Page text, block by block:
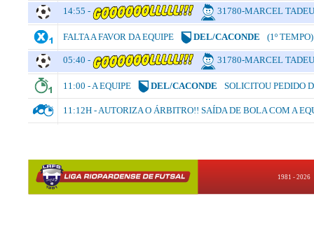
14:55 - 31780-MARCEL
FALTA A FAVOR DA EQUIPE DEL/CACONDE (1º TEMPO)
05:40 - 31780-MARCEL
11:00 - A EQUIPE DEL/CACONDE SOLICITOU PEDIDO
11:12H - AUTORIZA O ÁRBITRO!! SAÍDA DE BOLA COM A
1981 -